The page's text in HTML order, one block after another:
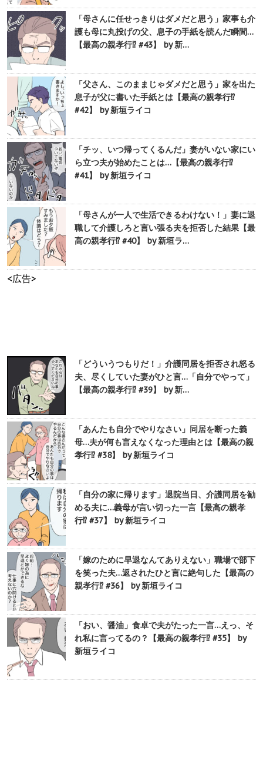
「母さんに任せっきりはダメだと思う」家事も介
護も母に丸投げの父、息子の手紙を読んだ瞬間…
【最高の親孝行⁉︎ #43】 by 新…
「父さん、このままじゃダメだと思う」家を出た
息子が父に書いた手紙とは【最高の親孝行⁉︎
#42】 by 新垣ライコ
「チッ、いつ帰ってくるんだ」妻がいない家にい
ら立つ夫が始めたことは…【最高の親孝行⁉︎
#41】 by 新垣ライコ
「母さんが一人で生活できるわけない！」妻に退
職して介護しろと言い張る夫を拒否した結果【最
高の親孝行⁉︎ #40】 by 新垣ラ…
<広告>
「どういうつもりだ！」介護同居を拒否され怒る
夫、尽くしていた妻がひと言…「自分でやって」
【最高の親孝行⁉︎ #39】 by 新…
「あんたも自分でやりなさい」同居を断った義
母…夫が何も言えなくなった理由とは【最高の親
孝行⁉︎ #38】 by 新垣ライコ
「自分の家に帰ります」退院当日、介護同居を勧
める夫に…義母が言い切った一言【最高の親孝
行⁉︎ #37】 by 新垣ライコ
「嫁のために早退なんてありえない」職場で部下
を笑った夫…返されたひと言に絶句した【最高の
親孝行⁉︎ #36】 by 新垣ライコ
「おい、醤油」食卓で夫がたった一言…えっ、そ
れ私に言ってるの？【最高の親孝行⁉︎ #35】 by
新垣ライコ